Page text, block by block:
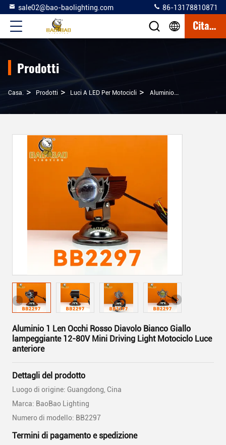
sale02@bao-baolighting.com 86-13178810871
Citazione
Prodotti
Casa. > Prodotti > Luci A LED Per Motocicli > Aluminio 1 Len Occhi Rosso Diavolo Bianco Giallo Lampeggiante 12-80V Mini Driving Light Motociclo Luce Anteriore
Aluminio 1 Len Occhi Rosso Diavolo Bianco Giallo
lampeggiante 12-80V Mini Driving Light Motociclo Luce
anteriore
Dettagli del prodotto
Luogo di origine: Guangdong, Cina
Marca: BaoBao Lighting
Numero di modello: BB2297
Termini di pagamento e spedizione